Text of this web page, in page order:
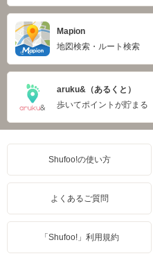
Mapion
地図検索・ルート検索
aruku&（あるくと）
歩いてポイントが貯まる
Shufoo!の使い方
よくあるご質問
「Shufoo!」利用規約